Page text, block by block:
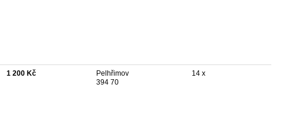
1 200 Kč
Pelhřimov
394 70
14 x